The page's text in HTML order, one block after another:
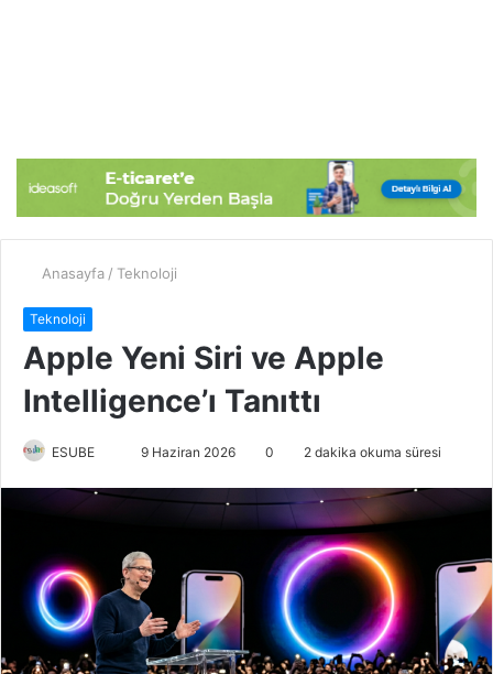
Anasayfa / Teknoloji
Teknoloji
Apple Yeni Siri ve Apple
Intelligence’ı Tanıttı
ESUBE
o
s
t
9 Haziran 2026 0 2 dakika okuma süresi